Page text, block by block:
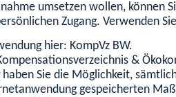
umsetzen wollen, können
Zugang. Verwenden
hier: KompVz BW.
&
haben Sie die Möglichkeit,
gespeicherten